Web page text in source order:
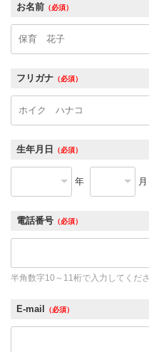
お名前 （必須）
フリガナ （必須）
生年月日 （必須）
年 月
電話番号 （必須）
半角数字10～11桁で入力してくだ
E-mail （必須）